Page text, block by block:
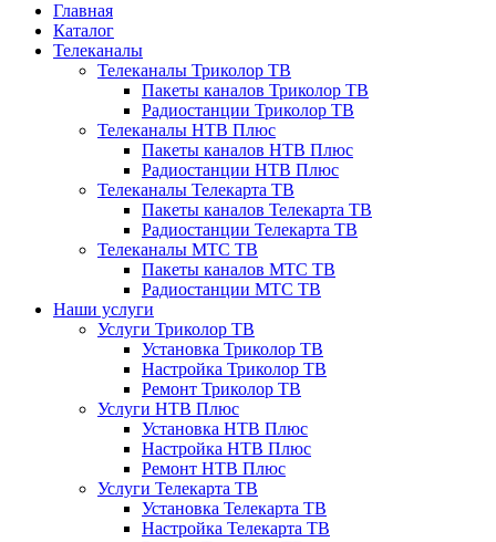
Главная
Каталог
Телеканалы
Телеканалы Триколор ТВ
Пакеты каналов Триколор ТВ
Радиостанции Триколор ТВ
Телеканалы НТВ Плюс
Пакеты каналов НТВ Плюс
Радиостанции НТВ Плюс
Телеканалы Телекарта ТВ
Пакеты каналов Телекарта ТВ
Радиостанции Телекарта ТВ
Телеканалы МТС ТВ
Пакеты каналов МТС ТВ
Радиостанции МТС ТВ
Наши услуги
Услуги Триколор ТВ
Установка Триколор ТВ
Настройка Триколор ТВ
Ремонт Триколор ТВ
Услуги НТВ Плюс
Установка НТВ Плюс
Настройка НТВ Плюс
Ремонт НТВ Плюс
Услуги Телекарта ТВ
Установка Телекарта ТВ
Настройка Телекарта ТВ